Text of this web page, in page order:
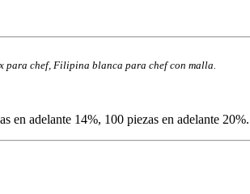
chef, Filipina blanca para chef con malla.
en adelante 14%, 100 piezas en adelante 20%.